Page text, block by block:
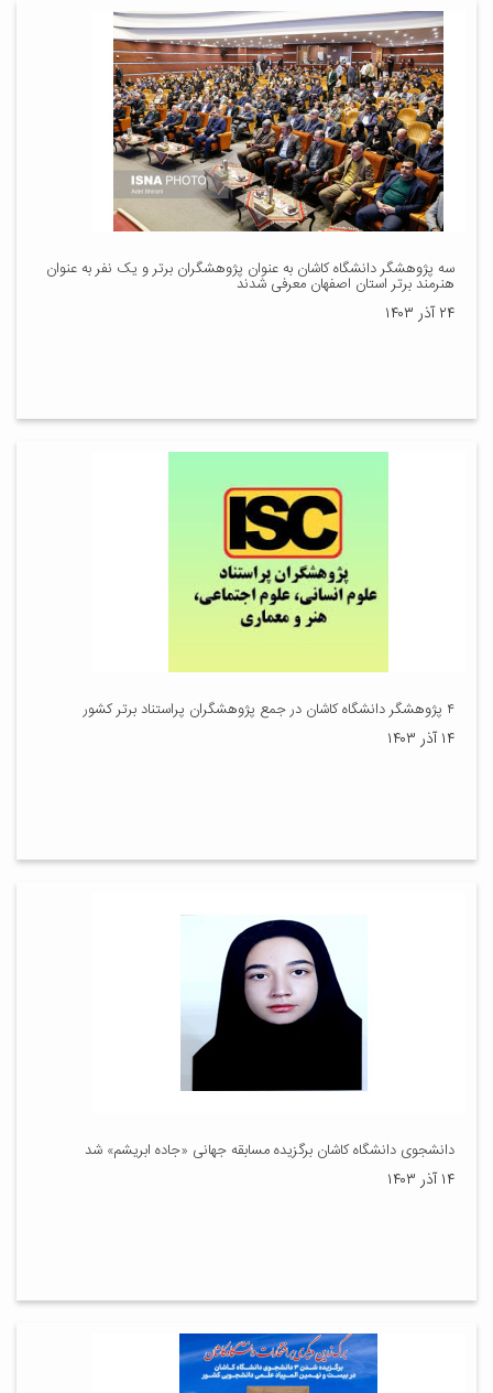
سه پژوهشگر دانشگاه کاشان به عنوان پژوهشگران برتر و یک نفر به عنوان
هنرمند برتر استان اصفهان معرفی شدند
۲۴ آذر ۱۴۰۳
۴ پژوهشگر دانشگاه کاشان در جمع پژوهشگران پراستناد برتر کشور
۱۴ آذر ۱۴۰۳
دانشجوی دانشگاه کاشان برگزیده مسابقه جهانی «جاده ابریشم» شد
۱۴ آذر ۱۴۰۳